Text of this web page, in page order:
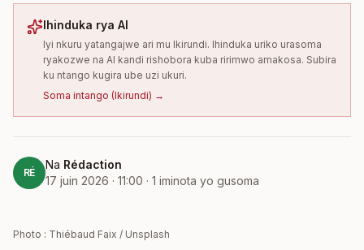
Ihinduka rya AI
Iyi nkuru yatangajwe ari mu Ikirundi. Ihinduka uriko urasoma
ryakozwe na AI kandi rishobora kuba ririmwo amakosa. Subira
ku ntango kugira ube uzi ukuri.
Soma intango (Ikirundi) →
RÉ
Na Rédaction
17 juin 2026 · 11:00 · 1 iminota yo gusoma
Photo : Thiébaud Faix / Unsplash